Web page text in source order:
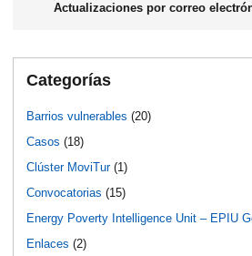
Actualizaciones por correo
Categorías
Barrios vulnerables (20)
Casos (18)
Clúster MoviTur(1)
Convocatorias (15)
Energy Poverty Intelligence Unit – EPIU
Enlaces (2)